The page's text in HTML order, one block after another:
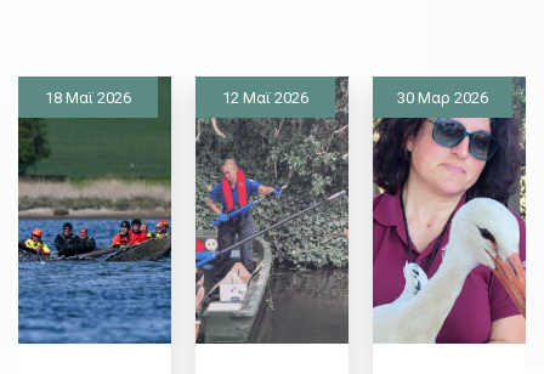
18 Μαϊ 2026 12 Μαϊ 2026 30 Μαρ 2026